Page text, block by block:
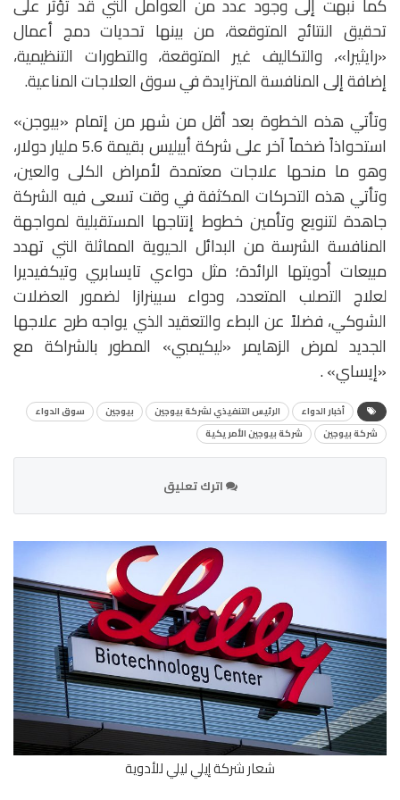
تحقيق النتائج المتوقعة، من بينها تحديات دمج أعمال
«رايثيرا»، والتكاليف غير المتوقعة، والتطورات التنظيمية،
إضافة إلى المنافسة المتزايدة في سوق العلاجات المناعية.
وتأتي هذه الخطوة بعد أقل من شهر من إتمام «بيوجن»
استحواذاً ضخماً آخر على شركة أبيليس بقيمة 5.6 مليار دولار،
وهو ما منحها علاجات معتمدة لأمراض الكلى والعين،
وتأتي هذه التحركات المكثفة في وقت تسعى فيه الشركة
جاهدة لتنويع وتأمين خطوط إنتاجها المستقبلية لمواجهة
المنافسة الشرسة من البدائل الحيوية المماثلة التي تهدد
مبيعات أدويتها الرائدة؛ مثل دواءي تايسابري وتيكفيديرا
لعلاج التصلب المتعدد، ودواء سبينرازا لضمور العضلات
الشوكي، فضلاً عن البطء والتعقيد الذي يواجه طرح علاجها
الجديد لمرض الزهايمر «ليكيمبي» المطور بالشراكة مع
«إيساي» .
أخبار الدواء الرئيس التنفيذي لشركة بيوجين بيوجين
سوق الدواء
شركة بيوجين
شركة بيوجين الأمريكية
اترك تعليق
شعار شركة إيلي ليلي للأدوية